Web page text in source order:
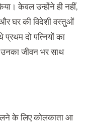
केवल उन्होंने ही नहीं,
घर की विदेशी वस्तुओं
प्रथम दो पत्नियों का
जीवन भर साथ
के लिए कोलकाता आ